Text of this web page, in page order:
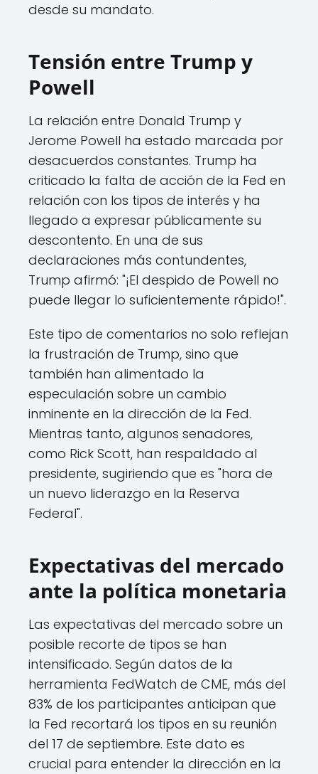
desde su mandato.
Tensión entre Trump y
Powell
La relación entre Donald Trump y
Jerome Powell ha estado marcada por
desacuerdos constantes. Trump ha
criticado la falta de acción de la Fed en
relación con los tipos de interés y ha
llegado a expresar públicamente su
descontento. En una de sus
declaraciones más contundentes,
Trump afirmó: "¡El despido de Powell no
puede llegar lo suficientemente rápido!".
Este tipo de comentarios no solo reflejan
la frustración de Trump, sino que
también han alimentado la
especulación sobre un cambio
inminente en la dirección de la Fed.
Mientras tanto, algunos senadores,
como Rick Scott, han respaldado al
presidente, sugiriendo que es "hora de
un nuevo liderazgo en la Reserva
Federal".
Expectativas del mercado
ante la política monetaria
Las expectativas del mercado sobre un
posible recorte de tipos se han
intensificado. Según datos de la
herramienta FedWatch de CME, más del
83% de los participantes anticipan que
la Fed recortará los tipos en su reunión
del 17 de septiembre. Este dato es
crucial para entender la dirección en la